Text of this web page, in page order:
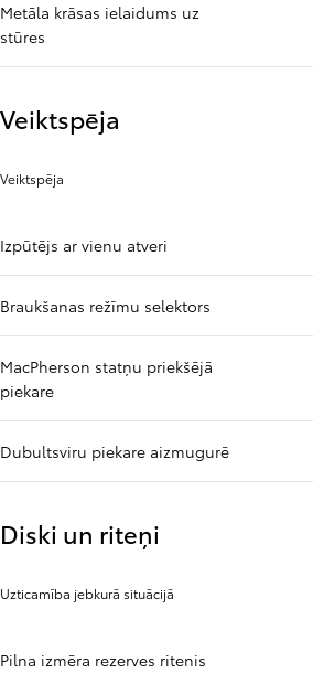
Metāla krāsas ielaidums uz
stūres
Veiktspēja
Veiktspēja
Izpūtējs ar vienu atveri
Braukšanas režīmu selektors
MacPherson statņu priekšējā
piekare
Dubultsviru piekare aizmugurē
Diski un riteņi
Uzticamība jebkurā situācijā
Pilna izmēra rezerves ritenis